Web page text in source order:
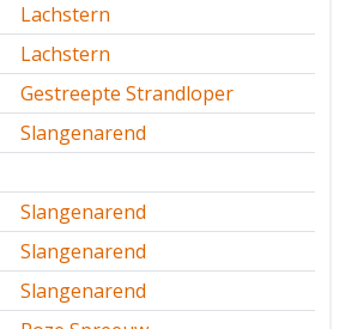
Lachstern
Lachstern
Gestreepte Strandloper
Slangenarend
Slangenarend
Slangenarend
Slangenarend